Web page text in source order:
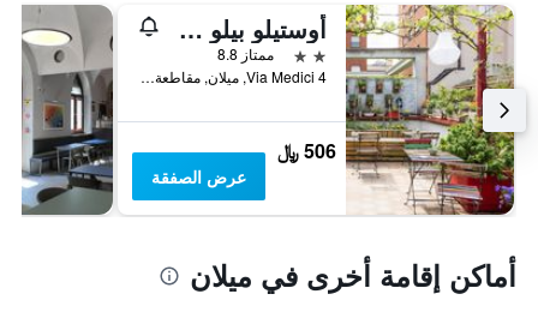
أوستيلو بيلو ميلانو دومو
2 نجمتين
ممتاز 8.8
Via Medici 4, ميلان, مقاطعة ميلانو, إيطاليا
506 ﷼
عرض الصفقة
أماكن إقامة أخرى في ميلان